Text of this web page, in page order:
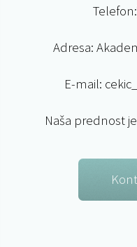
Telefon:
Adresa:
E-mail:
Naša prednost